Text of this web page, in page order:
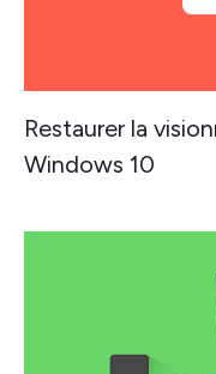
Restaurer la
Windows 10